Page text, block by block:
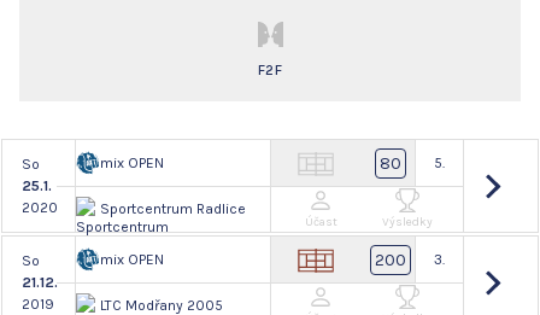
F2F
So
25.1.
2020
mix OPEN
Sportcentrum Radlice
80 5.
Účast Výsledky
So
21.12.
2019
mix OPEN
LTC Modřany 2005
200 3.